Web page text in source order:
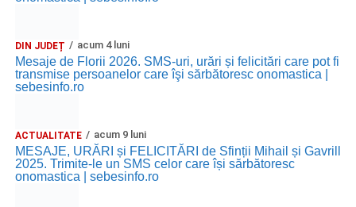
DIN JUDEȚ acum 4 luni
Mesaje de Florii 2026. SMS-uri, urări și felicitări care pot fi
transmise persoanelor care îşi sărbătoresc onomastica |
sebesinfo.ro
ACTUALITATE acum 9 luni
MESAJE, URĂRI și FELICITĂRI de Sfinții Mihail și Gavrill
2025. Trimite-le un SMS celor care își sărbătoresc
onomastica | sebesinfo.ro